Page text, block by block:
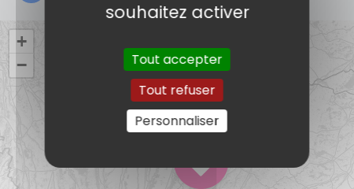
+
−
souhaitez activer
Tout accepter
Tout refuser
Personnaliser